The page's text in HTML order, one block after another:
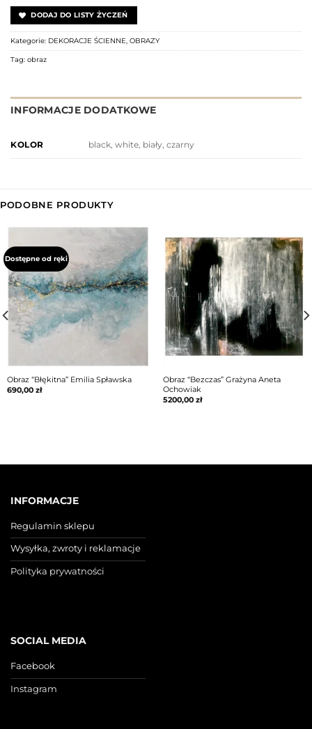
DODAJ DO LISTY ŻYCZEŃ
Kategorie: DEKORACJE ŚCIENNE, OBRAZY
Tag: obraz
INFORMACJE DODATKOWE
KOLOR black, white, biały, czarny
PODOBNE PRODUKTY
Dostępne od ręki
Obraz “Błękitna” Emilia Spławska
690,00 zł
Obraz “Bezczas” Grażyna Aneta
Ochowiak
5200,00 zł
INFORMACJE
Regulamin sklepu
Wysyłka, zwroty i reklamacje
Polityka prywatności
SOCIAL MEDIA
Facebook
Instagram